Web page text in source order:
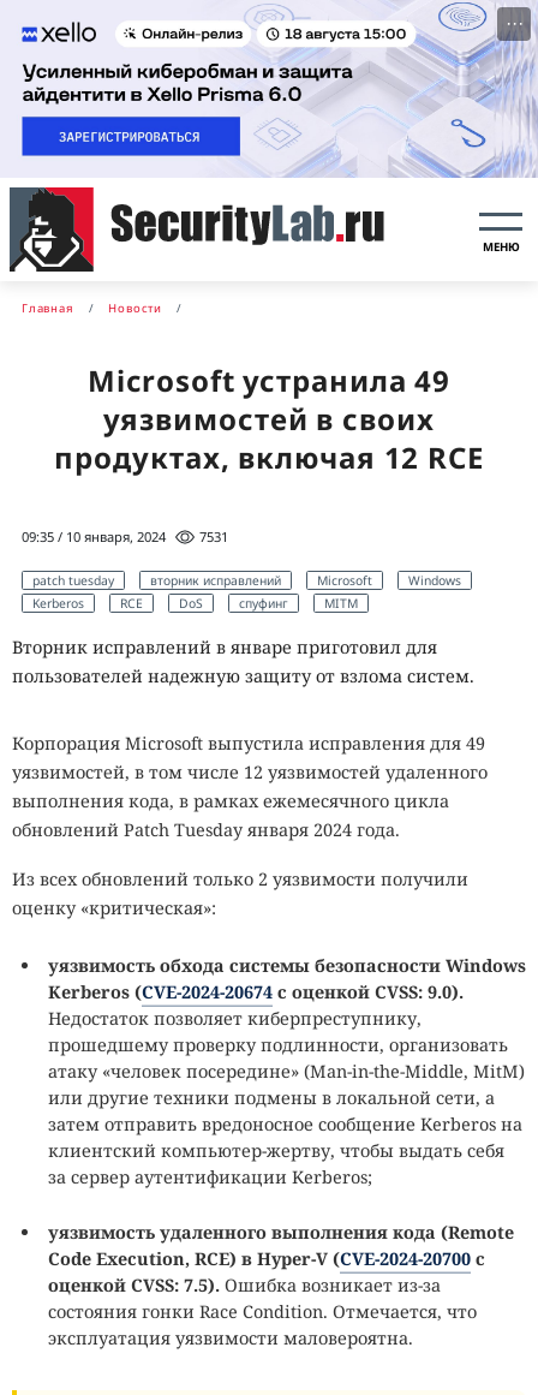
···
МЕНЮ
Главная Новости
Microsoft устранила 49
уязвимостей в своих
продуктах, включая 12 RCE
09:35 / 10 января, 2024 7531
patch tuesday вторник исправлений Microsoft
Windows
Kerberos
RCE DoS спуфинг MITM
Вторник исправлений в январе приготовил для
пользователей надежную защиту от взлома систем.
Корпорация Microsoft выпустила исправления для 49
уязвимостей, в том числе 12 уязвимостей удаленного
выполнения кода, в рамках ежемесячного цикла
обновлений Patch Tuesday января 2024 года.
Из всех обновлений только 2 уязвимости получили
оценку «критическая»:
уязвимость обхода системы безопасности Windows
Kerberos (CVE-2024-20674 с оценкой CVSS: 9.0).
Недостаток позволяет киберпреступнику,
прошедшему проверку подлинности, организовать
атаку «человек посередине» (Man-in-the-Middle, MitM)
или другие техники подмены в локальной сети, а
затем отправить вредоносное сообщение Kerberos на
клиентский компьютер-жертву, чтобы выдать себя
за сервер аутентификации Kerberos;
уязвимость удаленного выполнения кода (Remote
Code Execution, RCE) в Hyper-V (CVE-2024-20700 с
оценкой CVSS: 7.5). Ошибка возникает из-за
состояния гонки Race Condition. Отмечается, что
эксплуатация уязвимости маловероятна.